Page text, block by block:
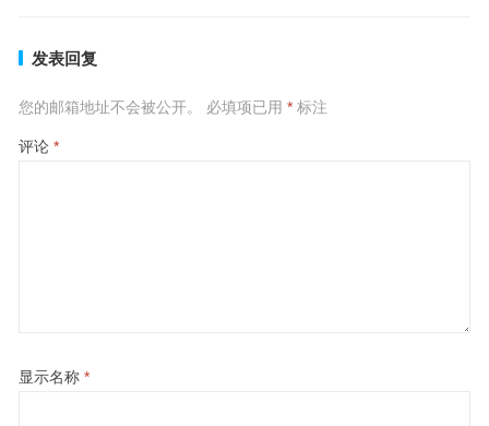
发表回复
您的邮箱地址不会被公开。 必填项已用 *标注
评论 *
显示名称 *